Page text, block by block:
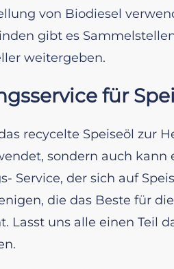
von Biodiesel
gibt es
weitergeben.
für
recycelte Speiseöl zur
sondern auch
Service, der sich auf
die das Beste für
Lasst uns alle einen Teil